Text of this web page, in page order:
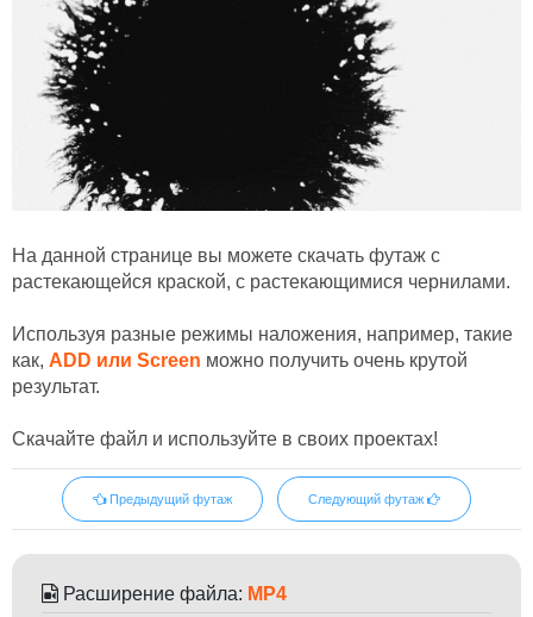
На данной странице вы можете скачать футаж с
растекающейся краской, с растекающимися чернилами.
Используя разные режимы наложения, например, такие
как, ADD или Screen можно получить очень крутой
результат.
Скачайте файл и используйте в своих проектах!
Предыдущий футаж Следующий футаж
Расширение файла: MP4